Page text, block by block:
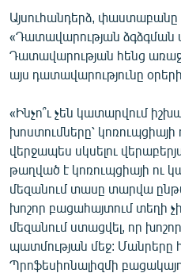
ՍՊՈՐՏ
ՄԵԿՆԱԲԱՆՈՒԹՅՈՒՆ
ՏՏ ԵՒ ԻՆՏԵՐՆԵՏ
ԿՈՐՈՆԱՎԻՐՈՒՍ
ԱՐԽԻՎ
ՏԵՍԱՆՅՈՒԹԵՐ
ԲԱՆԱՎԵՃ
ՁԳՏԵԼՈՎ ԼԱՎԱԳՈՒՅՆԻՆ
ՓՈԴՔԱՍԹ
Այսուհանդերձ, փաստաբանը
«Դատավարության ձգձգման
Դատավարության հենց
այս դատավարությունը
«Ինչո՞ւ չեն կատարվում
խոստումները՝
վերջապես սկսելու
թաղված է կոռուպցիայի ու
մեզանում տասը տարվա
խոշոր բացահայտում տեղի չի
մեզանում ստացվել, որ
պատմության մեջ: Մանրերը
Պրոֆեսիոնալիզմի